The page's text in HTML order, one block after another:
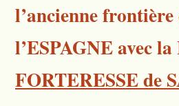
l’ancienne frontière
l’ESPAGNE avec
FORTERESSE de